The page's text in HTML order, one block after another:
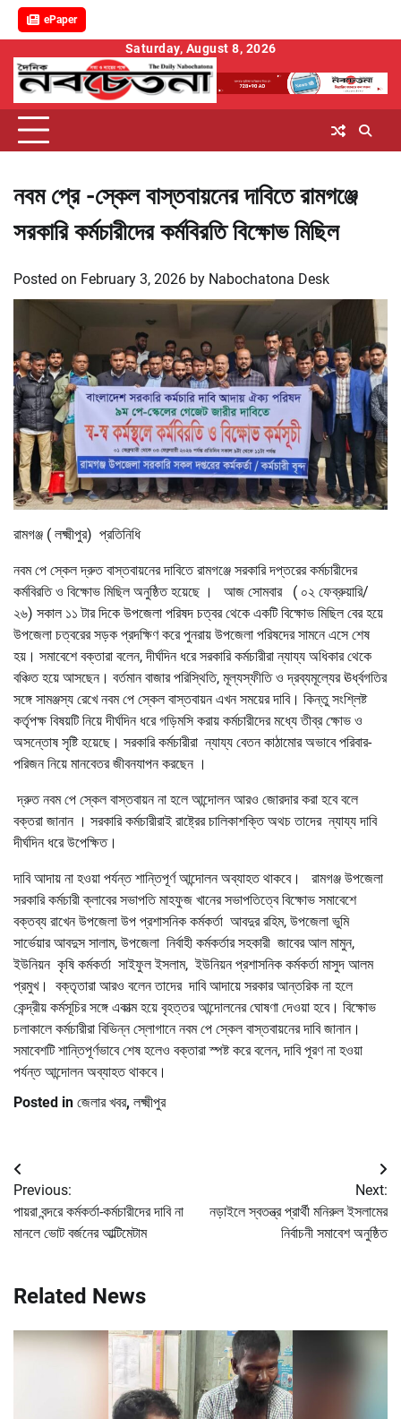
ePaper
content
Saturday, August 8, 2026
নবম প্রে -স্কেল বাস্তবায়নের দাবিতে রামগঞ্জে
সরকারি কর্মচারীদের কর্মবিরতি বিক্ষোভ মিছিল
Posted on February 3, 2026 by Nabochatona Desk
রামগঞ্জ ( লক্ষ্মীপুর) প্রতিনিধি
নবম পে স্কেল দ্রুত বাস্তবায়নের দাবিতে রামগঞ্জে সরকারি দপ্তরের কর্মচারীদের
কর্মবিরতি ও বিক্ষোভ মিছিল অনুষ্ঠিত হয়েছে । আজ সোমবার ( ০২ ফেব্রুয়ারি/
২৬) সকাল ১১ টার দিকে উপজেলা পরিষদ চত্বর থেকে একটি বিক্ষোভ মিছিল বের হয়ে
উপজেলা চত্বরের সড়ক প্রদক্ষিণ করে পুনরায় উপজেলা পরিষদের সামনে এসে শেষ
হয়। সমাবেশে বক্তারা বলেন, দীর্ঘদিন ধরে সরকারি কর্মচারীরা ন্যায্য অধিকার থেকে
বঞ্চিত হয়ে আসছেন। বর্তমান বাজার পরিস্থিতি, মূল্যস্ফীতি ও দ্রব্যমূল্যের ঊর্ধ্বগতির
সঙ্গে সামঞ্জস্য রেখে নবম পে স্কেল বাস্তবায়ন এখন সময়ের দাবি। কিন্তু সংশ্লিষ্ট
কর্তৃপক্ষ বিষয়টি নিয়ে দীর্ঘদিন ধরে গড়িমসি করায় কর্মচারীদের মধ্যে তীব্র ক্ষোভ ও
অসন্তোষ সৃষ্টি হয়েছে। সরকারি কর্মচারীরা ন্যায্য বেতন কাঠামোর অভাবে পরিবার-
পরিজন নিয়ে মানবেতর জীবনযাপন করছেন ।
দ্রুত নবম পে স্কেল বাস্তবায়ন না হলে আন্দোলন আরও জোরদার করা হবে বলে
বক্তরা জানান । সরকারি কর্মচারীরাই রাষ্ট্রের চালিকাশক্তি অথচ তাদের ন্যায্য দাবি
দীর্ঘদিন ধরে উপেক্ষিত।
দাবি আদায় না হওয়া পর্যন্ত শান্তিপূর্ণ আন্দোলন অব্যাহত থাকবে। রামগঞ্জ উপজেলা
সরকারি কর্মচারী ক্লাবের সভাপতি মাহফুজ খানের সভাপতিত্বে বিক্ষোভ সমাবেশে
বক্তব্য রাখেন উপজেলা উপ প্রশাসনিক কর্মকর্তা আবদুর রহিম, উপজেলা ভুমি
সার্ভেয়ার আবদুস সালাম, উপজেলা নির্বাহী কর্মকর্তার সহকারী জাবের আল মামুন,
ইউনিয়ন কৃষি কর্মকর্তা সাইফুল ইসলাম, ইউনিয়ন প্রশাসনিক কর্মকর্তা মাসুদ আলম
প্রমুখ। বক্তৃতারা আরও বলেন তাদের দাবি আদায়ে সরকার আন্তরিক না হলে
কেন্দ্রীয় কর্মসূচির সঙ্গে একাত্ম হয়ে বৃহত্তর আন্দোলনের ঘোষণা দেওয়া হবে। বিক্ষোভ
চলাকালে কর্মচারীরা বিভিন্ন স্লোগানে নবম পে স্কেল বাস্তবায়নের দাবি জানান।
সমাবেশটি শান্তিপূর্ণভাবে শেষ হলেও বক্তারা স্পষ্ট করে বলেন, দাবি পূরণ না হওয়া
পর্যন্ত আন্দোলন অব্যাহত থাকবে।
Posted in জেলার খবর, লক্ষ্মীপুর
Post
navigation
Previous:
পায়রা বন্দরে কর্মকর্তা-কর্মচারীদের দাবি না
মানলে ভোট বর্জনের আল্টিমেটাম
Next:
নড়াইলে স্বতন্ত্র প্রার্থী মনিরুল ইসলামের
নির্বাচনী সমাবেশ অনুষ্ঠিত
Related News